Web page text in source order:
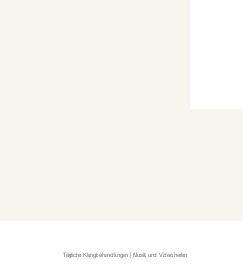
Tägliche Klangbehandlungen | Musik und Video heilen